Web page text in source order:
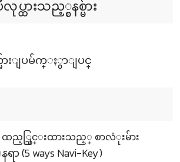
ထားသည့္စနစ္မ်ား
ားျပမ်က္ႏွာျပင္
ထည့္သြင္းထားသည့္ စာလံုးမ်ား
(5 ways Navi-Key)